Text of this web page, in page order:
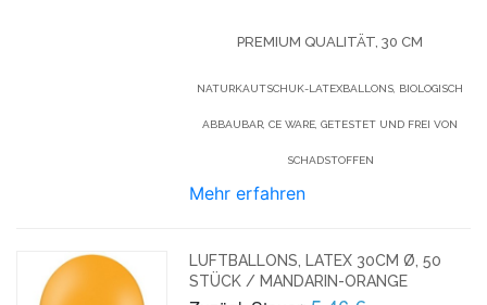
PREMIUM QUALITÄT, 30 CM
NATURKAUTSCHUK-LATEXBALLONS, BIOLOGISCH
ABBAUBAR, CE WARE, GETESTET UND FREI VON
SCHADSTOFFEN
Mehr erfahren
LUFTBALLONS, LATEX 30CM Ø, 50
STÜCK / MANDARIN-ORANGE